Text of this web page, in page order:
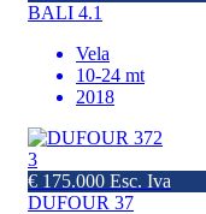
BALI 4.1
Vela
10-24 mt
2018
3
€ 175.000 Esc. Iva
DUFOUR 37